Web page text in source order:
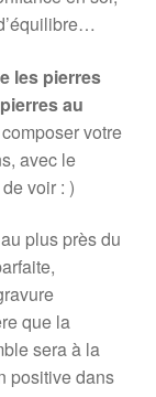
les pierres
au
votre
avec le
voir : )
plus près du
que la
sera à la
positive dans